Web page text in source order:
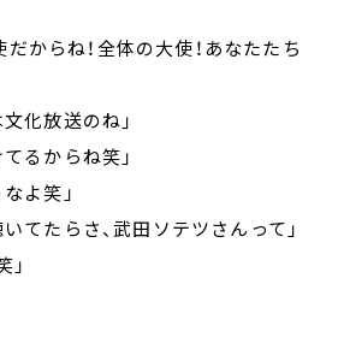
からね！全体の大使！あなたたち
化放送のね」
るからね笑」
よ笑」
てたらさ、武田ソテツさんって」
」